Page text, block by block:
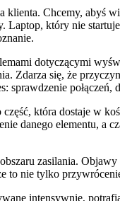
Chcemy, abyś
który nie
dotyczącymi
Zdarza się, że
sprawdzenie
która dostaje
danego elementu, a
zasilania.
nie tylko
intensywnie,